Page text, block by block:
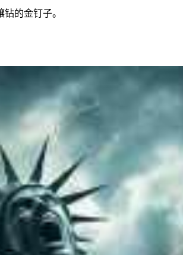
的金钉子。